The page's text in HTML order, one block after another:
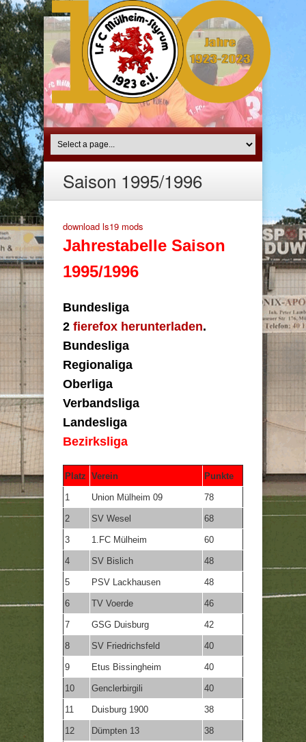
Saison 1995/1996
download ls19 mods
Jahrestabelle Saison
1995/1996
Bundesliga
2 fierefox herunterladen.
Bundesliga
Regionaliga
Oberliga
Verbandsliga
Landesliga
Bezirksliga
Platz Verein Punkte
1 Union Mülheim 09 78
2 SV Wesel 68
3 1.FC Mülheim 60
4 SV Bislich 48
5 PSV Lackhausen 48
6 TV Voerde 46
7 GSG Duisburg 42
8 SV Friedrichsfeld 40
9 Etus Bissingheim 40
10 Genclerbirgili 40
11 Duisburg 1900 38
12 Dümpten 13 38